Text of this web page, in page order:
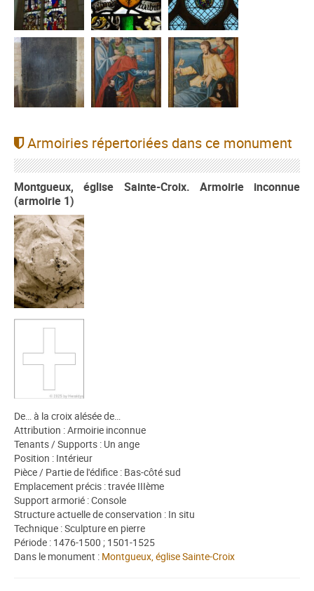
Armoiries répertoriées dans ce monument
Montgueux, église Sainte-Croix. Armoirie inconnue
(armoirie 1)
De… à la croix alésée de…
Attribution : Armoirie inconnue
Tenants / Supports : Un ange
Position : Intérieur
Pièce / Partie de l'édifice : Bas-côté sud
Emplacement précis : travée IIIème
Support armorié : Console
Structure actuelle de conservation : In situ
Technique : Sculpture en pierre
Période : 1476-1500 ; 1501-1525
Dans le monument : Montgueux, église Sainte-Croix